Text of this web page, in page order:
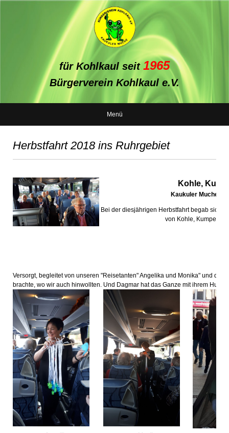
für Kohlkaul seit 1965
Bürgerverein Kohlkaul e.V.
Menü
Herbstfahrt 2018 ins Ruhrgebiet
Kohle,
Kaukuler Muche
Bei der diesjährigen Herbstfahrt begab sich
von Kohle, Kumpel
Versorgt, begleitet von unseren "Reisetanten" Angelika und Monika" und
brachte, wo wir auch hinwollten. Und Dagmar hat das Ganze mit ihrem